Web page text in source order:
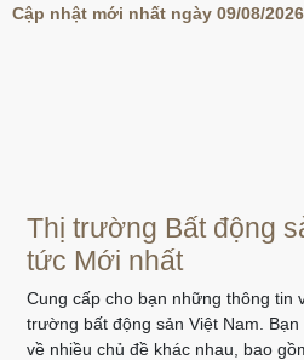
Cập nhật mới nhất ngày 09/08/
Thị trường Bất động
tức Mới nhất
Cung cấp cho bạn những thông tin
trường bất động sản Việt Nam.
về nhiều chủ đề khác nhau, bao